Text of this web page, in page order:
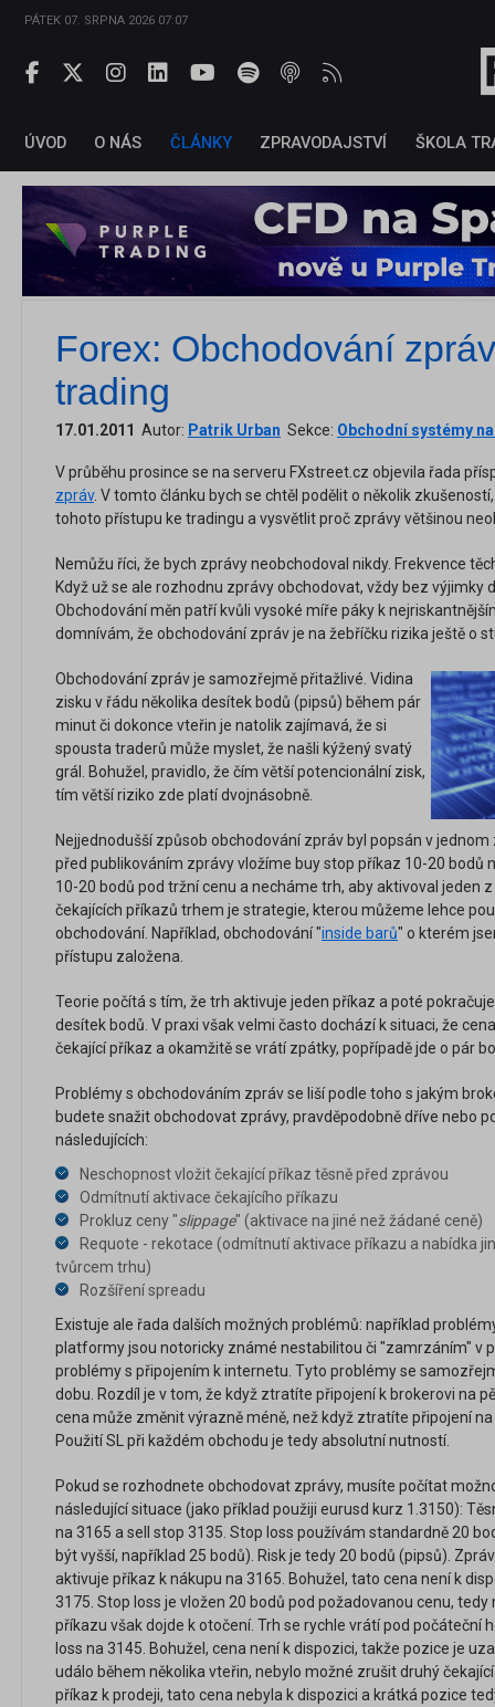
PÁTEK 07. SRPNA 2026 07:07
ÚVOD O NÁS ČLÁNKY ZPRAVODAJSTVÍ ŠKOLA
Forex: Obchodování
trading
17.01.2011 Autor: Patrik Urban Sekce: Obchodní systémy na
V průběhu prosince se na serveru FXstreet.cz objevila řada
zpráv. V tomto článku bych se chtěl podělit o několik
tohoto přístupu ke tradingu a vysvětlit proč zprávy většinou
Nemůžu říci, že bych zprávy neobchodoval nikdy. Frekvence
Když už se ale rozhodnu zprávy obchodovat, vždy bez výjimky
Obchodování měn patří kvůli vysoké míře páky k
domnívám, že obchodování zpráv je na žebříčku rizika ještě o
Obchodování zpráv je samozřejmě přitažlivé. Vidina
zisku v řádu několika desítek bodů (pipsů) během pár
minut či dokonce vteřin je natolik zajímavá, že si
spousta traderů může myslet, že našli kýžený svatý
grál. Bohužel, pravidlo, že čím větší potencionální zisk,
tím větší riziko zde platí dvojnásobně.
Nejjednodušší způsob obchodování zpráv byl popsán v
před publikováním zprávy vložíme buy stop příkaz 10-20 bodů
10-20 bodů pod tržní cenu a necháme trh, aby aktivoval jeden
čekajících příkazů trhem je strategie, kterou můžeme lehce
obchodování. Například, obchodování "inside barů" o kterém
přístupu založena.
Teorie počítá s tím, že trh aktivuje jeden příkaz a poté
desítek bodů. V praxi však velmi často dochází k situaci, že
čekající příkaz a okamžitě se vrátí zpátky, popřípadě jde o pár
Problémy s obchodováním zpráv se liší podle toho s jakým
budete snažit obchodovat zprávy, pravděpodobně dříve nebo
následujících:
Neschopnost vložit čekající příkaz těsně před zprávou
Odmítnutí aktivace čekajícího příkazu
Prokluz ceny "slippage" (aktivace na jiné než žádané ceně)
Requote - rekotace (odmítnutí aktivace příkazu a nabídka
tvůrcem trhu)
Rozšíření spreadu
Existuje ale řada dalších možných problémů: například
platformy jsou notoricky známé nestabilitou či "zamrzáním" v
problémy s připojením k internetu. Tyto problémy se
dobu. Rozdíl je v tom, že když ztratíte připojení k brokerovi na
cena může změnit výrazně méně, než když ztratíte připojení
Použití SL při každém obchodu je tedy absolutní nutností.
Pokud se rozhodnete obchodovat zprávy, musíte počítat
následující situace (jako příklad použiji eurusd kurz 1.3150):
na 3165 a sell stop 3135. Stop loss používám standardně 20
být vyšší, například 25 bodů). Risk je tedy 20 bodů (pipsů).
aktivuje příkaz k nákupu na 3165. Bohužel, tato cena není k
3175. Stop loss je vložen 20 bodů pod požadovanou cenu,
příkazu však dojde k otočení. Trh se rychle vrátí pod počáteční
loss na 3145. Bohužel, cena není k dispozici, takže pozice je
událo během několika vteřin, nebylo možné zrušit druhý
příkaz k prodeji, tato cena nebyla k dispozici a krátká pozice